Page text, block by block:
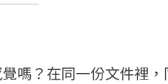
嗎？在同一份文件裡